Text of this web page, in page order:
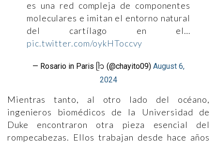
es una red compleja de componentes
moleculares e imitan el entorno natural
del cartílago en el…
pic.twitter.com/oykHToccvy
— Rosario in Paris ᥫ᭡ (@chayito09) August 6,
2024
Mientras tanto, al otro lado del océano,
ingenieros biomédicos de la Universidad de
Duke encontraron otra pieza esencial del
rompecabezas. Ellos trabajan desde hace años